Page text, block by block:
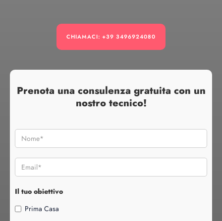
CHIAMACI: +39 3496924080
Prenota una consulenza gratuita con un
nostro tecnico!
Il tuo obiettivo
Prima Casa